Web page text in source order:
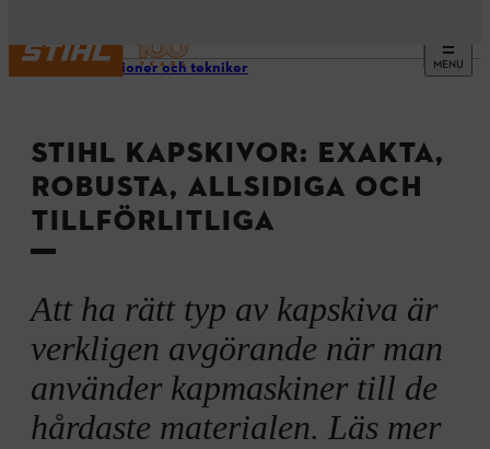
MENU
Innovationer och tekniker
STIHL KAPSKIVOR: EXAKTA,
ROBUSTA, ALLSIDIGA OCH
TILLFÖRLITLIGA
Att ha rätt typ av kapskiva är
verkligen avgörande när man
använder kapmaskiner till de
hårdaste materialen. Läs mer